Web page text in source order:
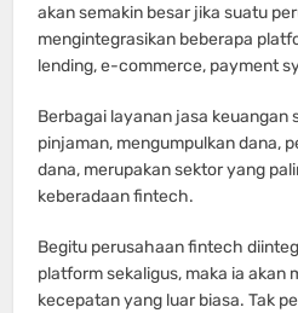
akan semakin besar jika suatu
mengintegrasikan beberapa
lending, e-commerce, payment
Berbagai layanan jasa keuangan
pinjaman, mengumpulkan dana,
dana, merupakan sektor yang
keberadaan fintech.
Begitu perusahaan fintech
platform sekaligus, maka ia akan
kecepatan yang luar biasa. Tak